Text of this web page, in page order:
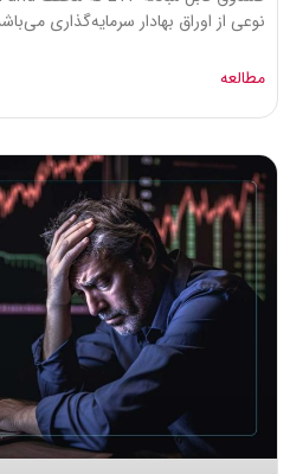
نوعی از اوراق بهادار سرمایه‌گذاری
مطالعه